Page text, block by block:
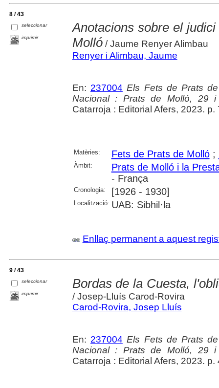
8 / 43
seleccionar
imprimir
Anotacions sobre el
Molló/ Jaume Renyer Alimbau
Renyer i Alimbau, Jaume
En: 237004 Els Fets de Prats
Nacional : Prats de Molló, 29
Catarroja : Editorial Afers, 2023. p.
Matèries: Fets de Prats de Molló;
Àmbit:
Prats de Molló i la
- França
Cronologia: [1926 - 1930]
Localització: UAB: Sibhil·la
Enllaç permanent a aquest
9 / 43
seleccionar
imprimir
Bordas de la Cuesta,
/ Josep-Lluís Carod-Rovira
Carod-Rovira, Josep Lluís
En: 237004 Els Fets de Prats
Nacional : Prats de Molló, 29
Catarroja : Editorial Afers, 2023. p.